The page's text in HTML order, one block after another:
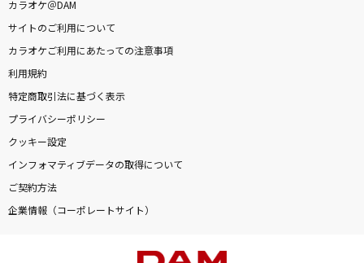
カラオケ＠DAM
サイトのご利用について
カラオケご利用にあたっての注意事項
利用規約
特定商取引法に基づく表示
プライバシーポリシー
クッキー設定
インフォマティブデータの取得について
ご契約方法
企業情報（コーポレートサイト）